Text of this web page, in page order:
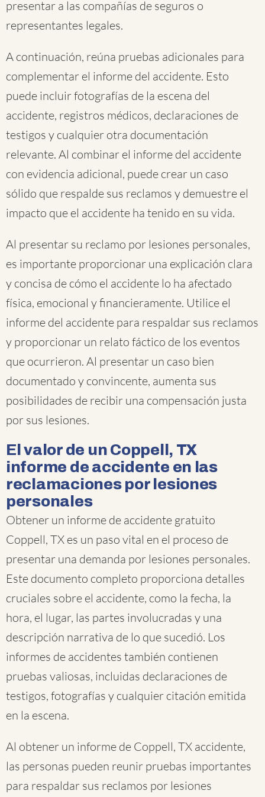
presentar a las compañías de seguros o
representantes legales.
A continuación, reúna pruebas adicionales para
complementar el informe del accidente. Esto
puede incluir fotografías de la escena del
accidente, registros médicos, declaraciones de
testigos y cualquier otra documentación
relevante. Al combinar el informe del accidente
con evidencia adicional, puede crear un caso
sólido que respalde sus reclamos y demuestre el
impacto que el accidente ha tenido en su vida.
Al presentar su reclamo por lesiones personales,
es importante proporcionar una explicación clara
y concisa de cómo el accidente lo ha afectado
física, emocional y financieramente. Utilice el
informe del accidente para respaldar sus reclamos
y proporcionar un relato fáctico de los eventos
que ocurrieron. Al presentar un caso bien
documentado y convincente, aumenta sus
posibilidades de recibir una compensación justa
por sus lesiones.
El valor de un Coppell, TX
informe de accidente en las
reclamaciones por lesiones
personales
Obtener un informe de accidente gratuito
Coppell, TX es un paso vital en el proceso de
presentar una demanda por lesiones personales.
Este documento completo proporciona detalles
cruciales sobre el accidente, como la fecha, la
hora, el lugar, las partes involucradas y una
descripción narrativa de lo que sucedió. Los
informes de accidentes también contienen
pruebas valiosas, incluidas declaraciones de
testigos, fotografías y cualquier citación emitida
en la escena.
Al obtener un informe de Coppell, TX accidente,
las personas pueden reunir pruebas importantes
para respaldar sus reclamos por lesiones